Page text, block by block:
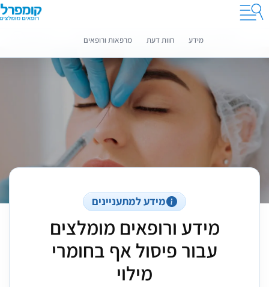
קומפרלי מסייעת לך לבחור רופאים מומלצים
מידע חוות דעת מרפאות ורופאים
מידע למתעניינים
מידע ורופאים מומלצים
עבור פיסול אף בחומרי
מילוי